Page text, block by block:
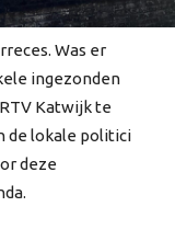
Was er
ingezonden
Katwijk te
de lokale politici
deze